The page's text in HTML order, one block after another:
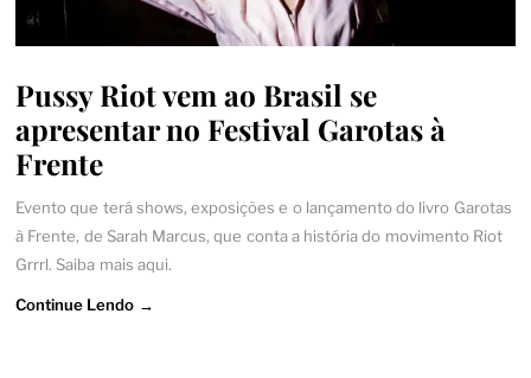
Pussy Riot vem ao Brasil se
apresentar no Festival Garotas à
Frente
Evento que terá shows, exposições e o lançamento do livro Garotas
à Frente, de Sarah Marcus, que conta a história do movimento Riot
Grrrl. Saiba mais aqui.
Continue Lendo →